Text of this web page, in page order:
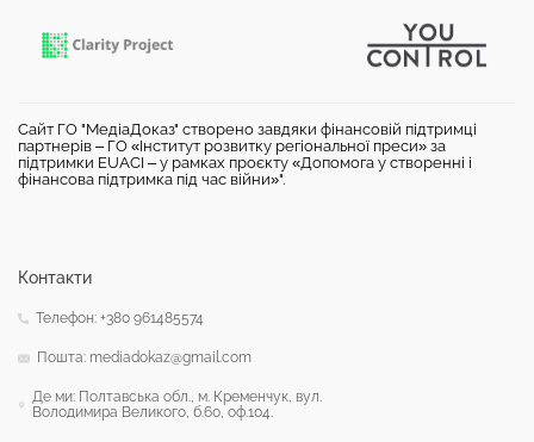
Сайт ГО "МедіаДоказ" створено завдяки фінансовій підтримці
партнерів – ГО «Інститут розвитку регіональної преси» за
підтримки EUACI – у рамках проєкту «Допомога у створенні і
фінансова підтримка під час війни»".
Контакти
Телефон: +380 961485574
Пошта: mediadokaz@gmail.com
Де ми: Полтавська обл., м. Кременчук, вул.
Володимира Великого, б.60, оф.104.